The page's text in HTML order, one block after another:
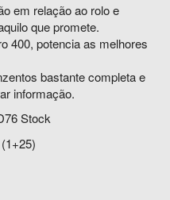
em relação ao rolo e
que promete.
400, potencia as melhores
bastante completa e
informação.
Stock